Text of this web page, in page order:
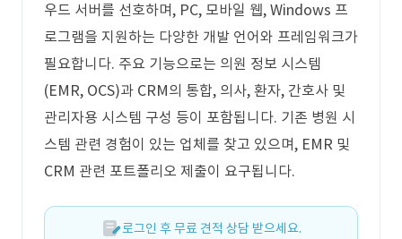
우드 서버를 선호하며, PC, 모바일 웹, Windows 프
로그램을 지원하는 다양한 개발 언어와 프레임워크가
필요합니다. 주요 기능으로는 의원 정보 시스템
(EMR, OCS)과 CRM의 통합, 의사, 환자, 간호사 및
관리자용 시스템 구성 등이 포함됩니다. 기존 병원 시
스템 관련 경험이 있는 업체를 찾고 있으며, EMR 및
CRM 관련 포트폴리오 제출이 요구됩니다.
로그인 후 무료 견적 상담 받으세요.